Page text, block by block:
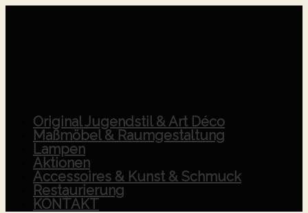
Original Jugendstil & Art Déco
Maßmöbel & Raumgestaltung
Lampen
Aktionen
Accessoires & Kunst & Schmuck
Restaurierung
KONTAKT